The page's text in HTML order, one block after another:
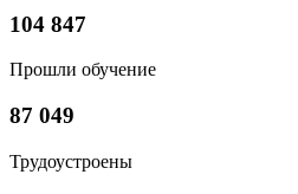
104 847
Прошли обучение
87 049
Трудоустроены